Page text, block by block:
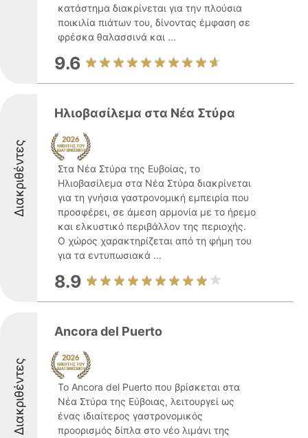
κατάστημα διακρίνεται για την πλούσια
ποικιλία πιάτων του, δίνοντας έμφαση σε
φρέσκα θαλασσινά και ...
9.6
Διακριθέντες
Ηλιοβασίλεμα στα Νέα Στύρα
Στα Νέα Στύρα της Ευβοίας, το
Ηλιοβασίλεμα στα Νέα Στύρα διακρίνεται
για τη γνήσια γαστρονομική εμπειρία που
προσφέρει, σε άμεση αρμονία με το ήρεμο
και ελκυστικό περιβάλλον της περιοχής.
Ο χώρος χαρακτηρίζεται από τη φήμη του
για τα εντυπωσιακά ...
8.9
Διακριθέντες
Ancora del Puerto
Το Ancora del Puerto που βρίσκεται στα
Νέα Στύρα της Εύβοιας, λειτουργεί ως
ένας ιδιαίτερος γαστρονομικός
προορισμός δίπλα στο νέο λιμάνι της